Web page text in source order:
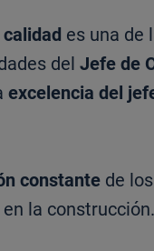
es una de
del Jefe de
excelencia del
constante de
la construcción.